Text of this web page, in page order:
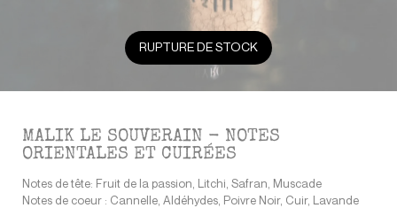
RUPTURE DE STOCK
MALIK LE SOUVERAIN - NOTES
ORIENTALES ET CUIRÉES
Notes de tête: Fruit de la passion, Litchi, Safran, Muscade
Notes de coeur : Cannelle, Aldéhydes, Poivre Noir, Cuir, Lavande